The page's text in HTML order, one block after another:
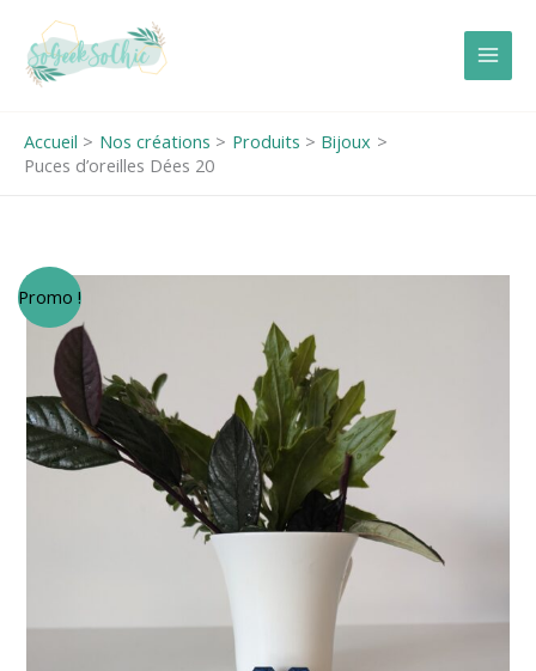
contenu
Accueil Nos créations Produits
Bijoux
Puces d’oreilles Dées 20
Promo !
était :
€12.00.
actuel
€8.00.